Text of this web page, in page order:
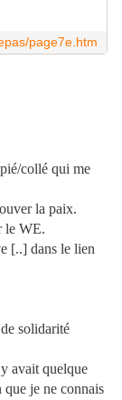
page7e.htm
collé qui me
la paix.
le WE.
[..] dans le lien
solidarité
avait quelque
je ne connais